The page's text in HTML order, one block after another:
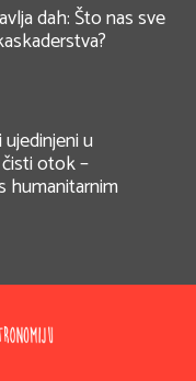
dah: Što nas sve
u
otok –
humanitarnim